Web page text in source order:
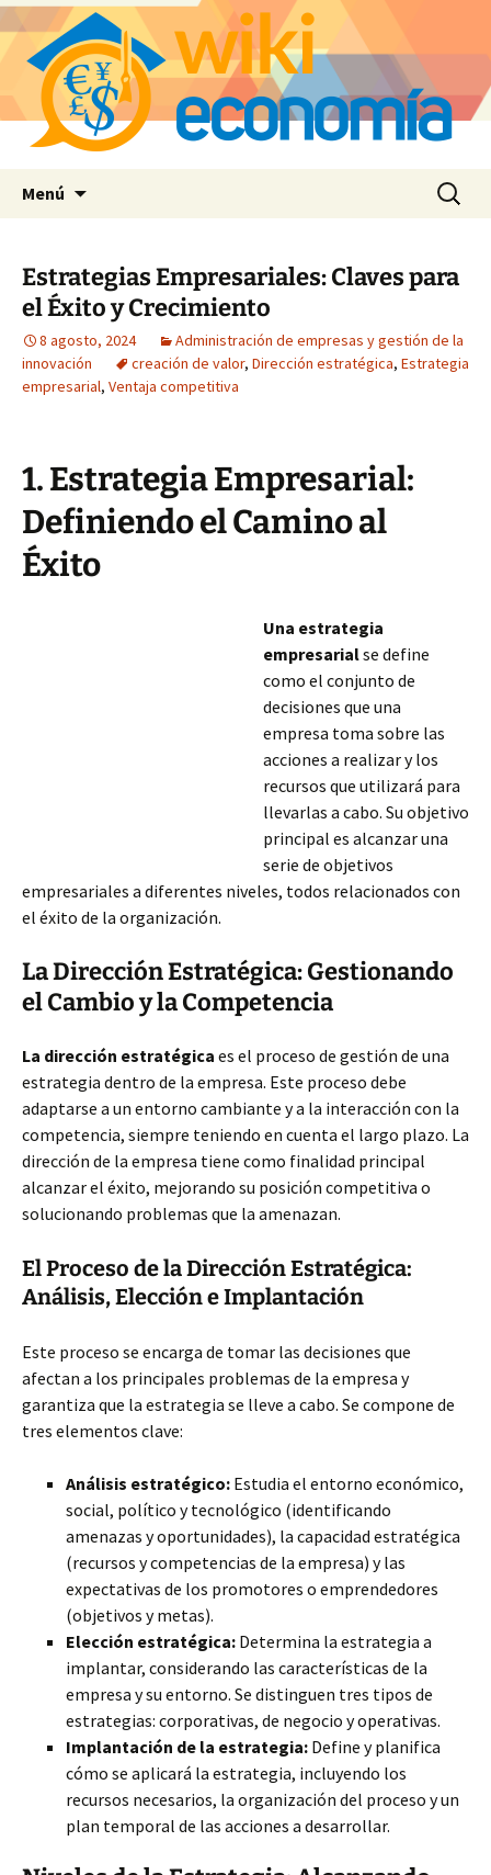
Menú Buscar:
Estrategias Empresariales: Claves para
el Éxito y Crecimiento
8 agosto, 2024
Administración de empresas y gestión de la
innovación
creación de valor, Dirección estratégica, Estrategia
empresarial, Ventaja competitiva
1. Estrategia Empresarial:
Definiendo el Camino al
Éxito
Una estrategia
empresarialse define
como el conjunto de
decisiones que una
empresa toma sobre las
acciones a realizar y los
recursos que utilizará para
llevarlas a cabo. Su objetivo
principal es alcanzar una
serie de objetivos
empresariales a diferentes niveles, todos relacionados con
el éxito de la organización.
La Dirección Estratégica: Gestionando
el Cambio y la Competencia
La dirección estratégica es el proceso de gestión de una
estrategia dentro de la empresa. Este proceso debe
adaptarse a un entorno cambiante y a la interacción con la
competencia, siempre teniendo en cuenta el largo plazo. La
dirección de la empresa tiene como finalidad principal
alcanzar el éxito, mejorando su posición competitiva o
solucionando problemas que la amenazan.
El Proceso de la Dirección Estratégica:
Análisis, Elección e Implantación
Este proceso se encarga de tomar las decisiones que
afectan a los principales problemas de la empresa y
garantiza que la estrategia se lleve a cabo. Se compone de
tres elementos clave:
Análisis estratégico: Estudia el entorno económico,
social, político y tecnológico (identificando
amenazas y oportunidades), la capacidad estratégica
(recursos y competencias de la empresa) y las
expectativas de los promotores o emprendedores
(objetivos y metas).
Elección estratégica: Determina la estrategia a
implantar, considerando las características de la
empresa y su entorno. Se distinguen tres tipos de
estrategias: corporativas, de negocio y operativas.
Implantación de la estrategia: Define y planifica
cómo se aplicará la estrategia, incluyendo los
recursos necesarios, la organización del proceso y un
plan temporal de las acciones a desarrollar.